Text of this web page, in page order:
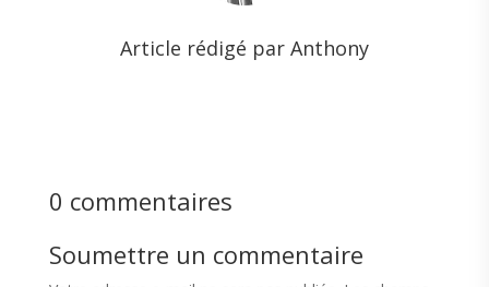
Article rédigé par Anthony
0 commentaires
Soumettre un commentaire